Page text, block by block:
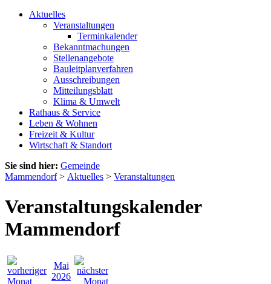
Aktuelles
Veranstaltungen
Terminkalender
Bekanntmachungen
Stellenangebote
Bauleitplanverfahren
Ausschreibungen
Mitteilungsblatt
Klima & Umwelt
Rathaus & Service
Leben & Wohnen
Freizeit & Kultur
Wirtschaft & Standort
Sie sind hier: Gemeinde
Mammendorf> Aktuelles > Veranstaltungen
Veranstaltungskalender
Mammendorf
Mai
2026